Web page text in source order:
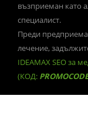
възприеман като
специалист.
Преди
лечение,
IDEAMAX SEO за
(КОД: